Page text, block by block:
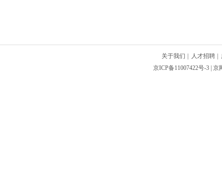
关于我们 人才招聘
京ICP备11007422号-3 |